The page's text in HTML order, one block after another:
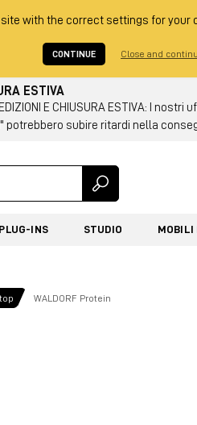
with the correct settings for
CONTINUE Close and
ESTIVA
E CHIUSURA ESTIVA: I
potrebbero subire ritardi nella
PLUG-INS STUDIO MOBILI
WALDORF Protein